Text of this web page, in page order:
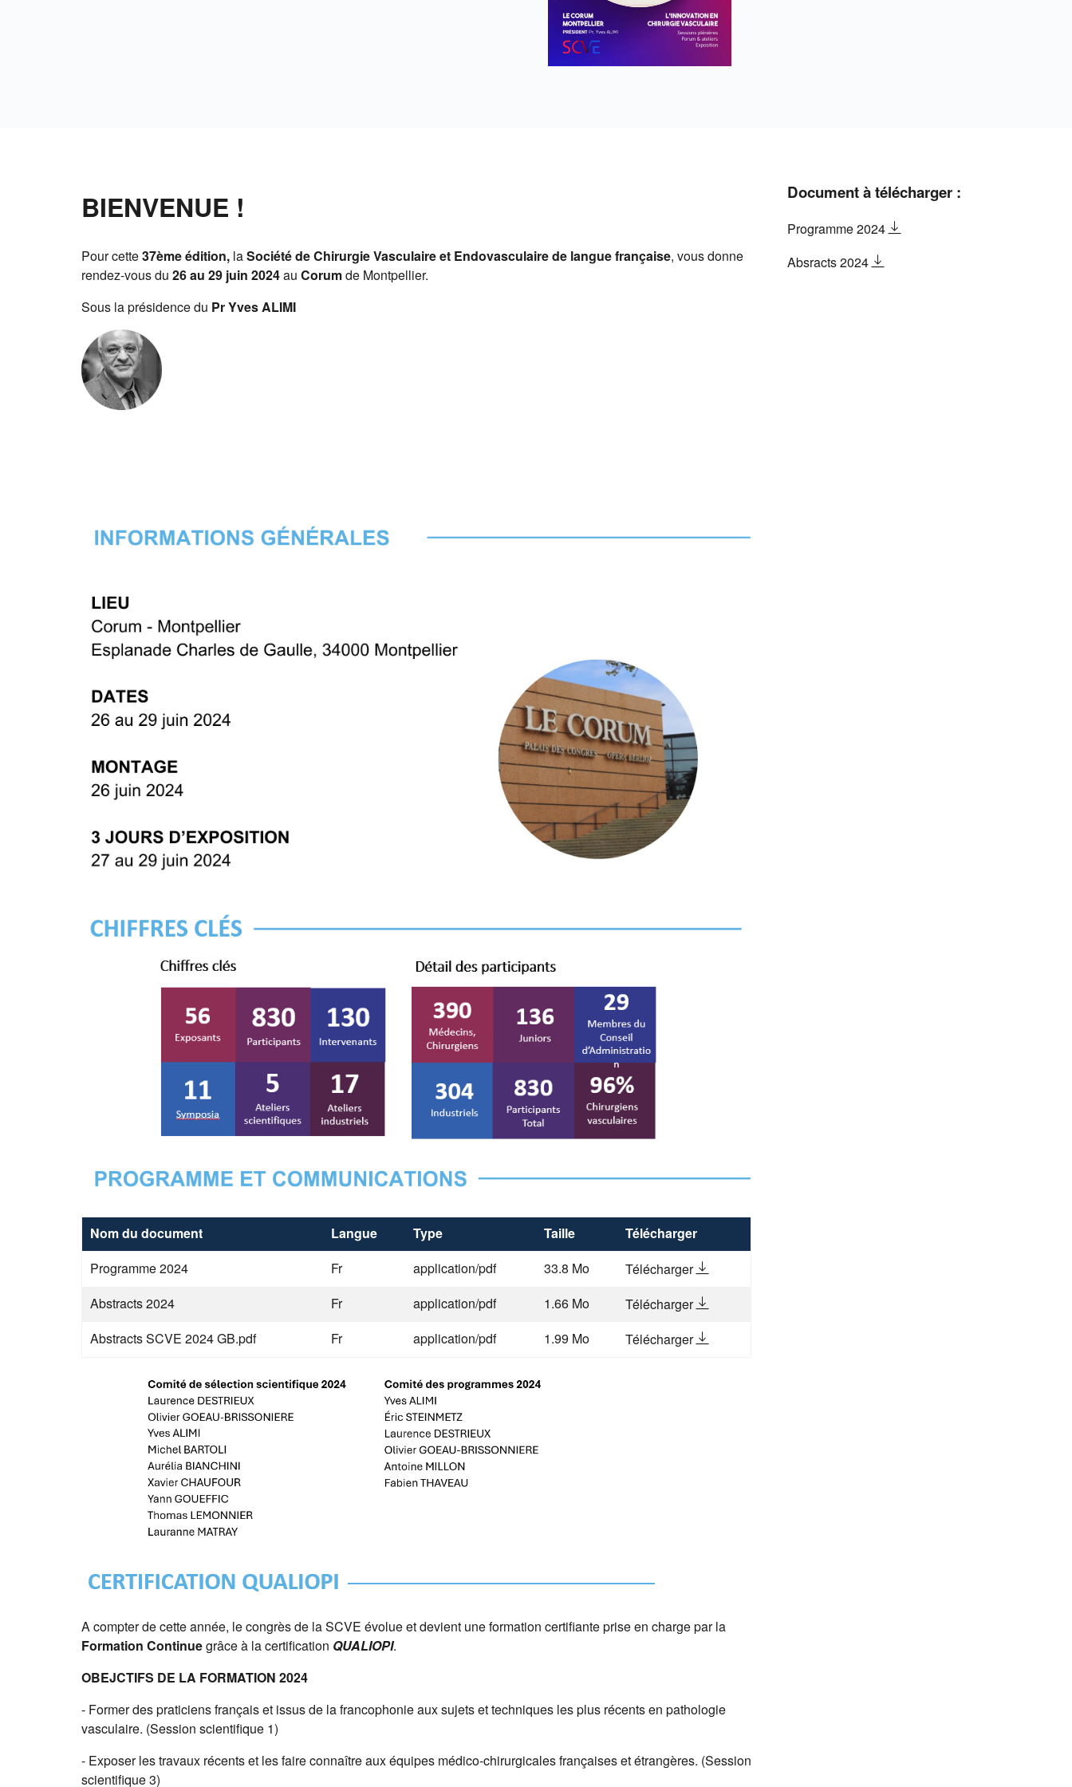
BIENVENUE !
Pour cette37ème édition, laSociété de Chirurgie Vasculaire et Endovasculaire de langue française, vous donne
rendez-vous du 26 au 29 juin 2024au Corumde Montpellier.
Sous la présidence du Pr Yves ALIMI
Nom du document Langue Type Taille
Télécharger
Programme 2024
Fr application/pdf 33.8 Mo Télécharger le fichier Programme 2024
Abstracts 2024
Fr application/pdf 1.66 Mo Télécharger le fichier Abstracts 2024
Abstracts SCVE 2024 GB.pdf
Fr application/pdf 1.99 Mo Télécharger le fichier Abstracts SCVE 2024 GB.pdf
A compter de cette année, le congrès de la SCVE évolue et devient une formation certifiante prise en charge par la
Formation Continuegrâce à la certification QUALIOPI.
OBEJCTIFS DE LA FORMATION 2024
- Former des praticiens français et issus de la francophonie aux sujets et techniques les plus récents en pathologie
vasculaire. (Session scientifique 1)
- Exposer les travaux récents et les faire connaître aux équipes médico-chirurgicales françaises et étrangères. (Session
scientifique 3)
Document à télécharger :
Programme 2024
Absracts 2024